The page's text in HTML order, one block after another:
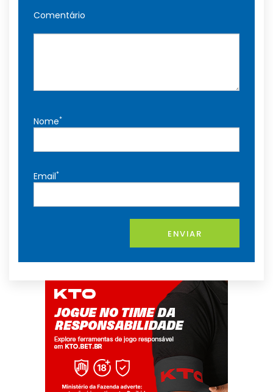
Comentário
Nome*
Email*
ENVIAR